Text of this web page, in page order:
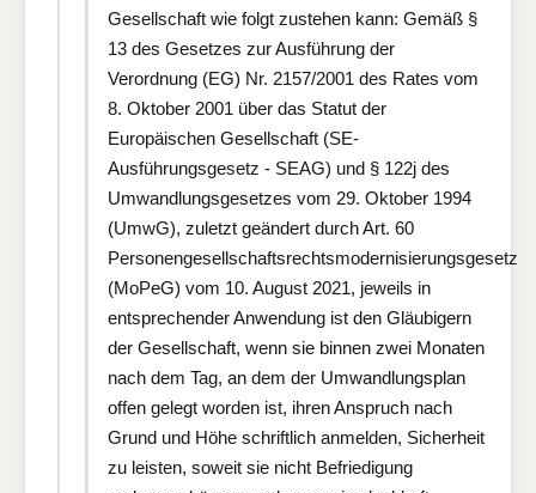
Gesellschaft wie folgt zustehen kann: Gemäß §
13 des Gesetzes zur Ausführung der
Verordnung (EG) Nr. 2157/2001 des Rates vom
8. Oktober 2001 über das Statut der
Europäischen Gesellschaft (SE-
Ausführungsgesetz - SEAG) und § 122j des
Umwandlungsgesetzes vom 29. Oktober 1994
(UmwG), zuletzt geändert durch Art. 60
Personengesellschaftsrechtsmodernisierungsgesetz
(MoPeG) vom 10. August 2021, jeweils in
entsprechender Anwendung ist den Gläubigern
der Gesellschaft, wenn sie binnen zwei Monaten
nach dem Tag, an dem der Umwandlungsplan
offen gelegt worden ist, ihren Anspruch nach
Grund und Höhe schriftlich anmelden, Sicherheit
zu leisten, soweit sie nicht Befriedigung